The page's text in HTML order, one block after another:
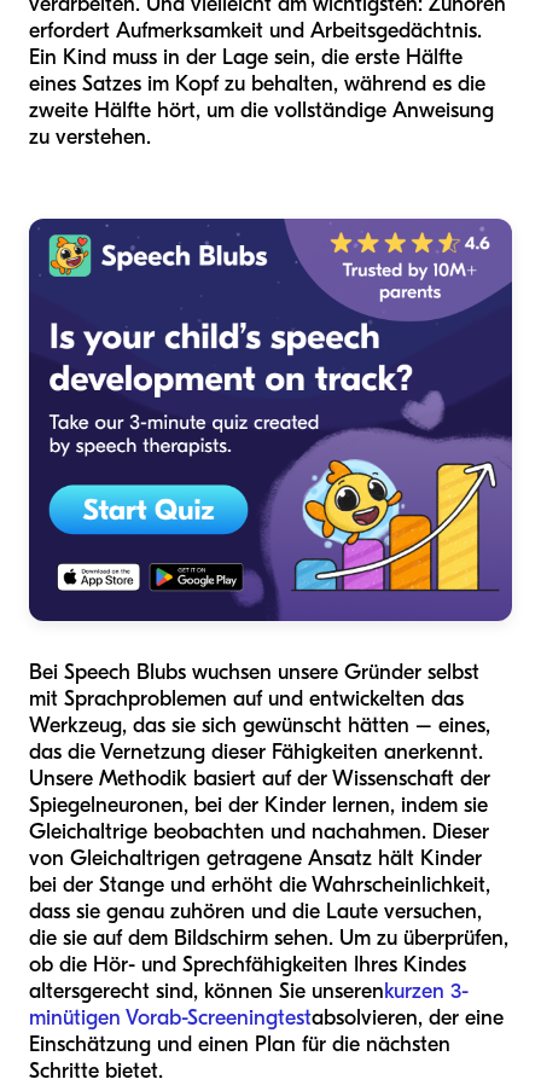
erfordert Aufmerksamkeit und Arbeitsgedächtnis.
Ein Kind muss in der Lage sein, die erste Hälfte
eines Satzes im Kopf zu behalten, während es die
zweite Hälfte hört, um die vollständige Anweisung
zu verstehen.
Bei Speech Blubs wuchsen unsere Gründer selbst
mit Sprachproblemen auf und entwickelten das
Werkzeug, das sie sich gewünscht hätten – eines,
das die Vernetzung dieser Fähigkeiten anerkennt.
Unsere Methodik basiert auf der Wissenschaft der
Spiegelneuronen, bei der Kinder lernen, indem sie
Gleichaltrige beobachten und nachahmen. Dieser
von Gleichaltrigen getragene Ansatz hält Kinder
bei der Stange und erhöht die Wahrscheinlichkeit,
dass sie genau zuhören und die Laute versuchen,
die sie auf dem Bildschirm sehen. Um zu überprüfen,
ob die Hör- und Sprechfähigkeiten Ihres Kindes
altersgerecht sind, können Sie unserenkurzen 3-
minütigen Vorab-Screeningtestabsolvieren, der eine
Einschätzung und einen Plan für die nächsten
Schritte bietet.